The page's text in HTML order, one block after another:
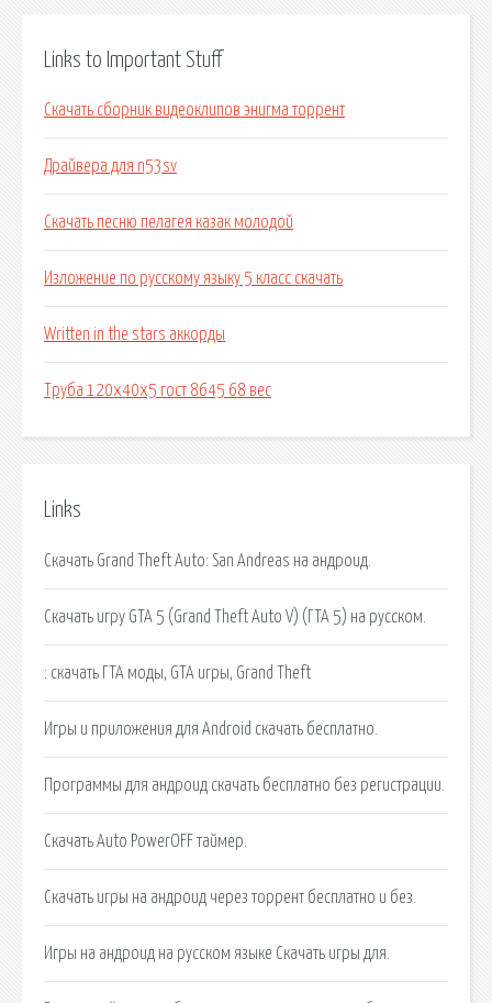
Links to Important Stuff
Скачать сборник видеоклипов энигма торрент
Драйвера для n53sv
Скачать песню пелагея казак молодой
Изложение по русскому языку 5 класс скачать
Written in the stars аккорды
Труба 120х40х5 гост 8645 68 вес
Links
Скачать Grand Theft Auto: San Andreas на андроид.
Скачать игру GTA 5 (Grand Theft Auto V) (ГТА 5) на русском.
: скачать ГТА моды, GTA игры, Grand Theft
Игры и приложения для Android скачать бесплатно.
Программы для андроид скачать бесплатно без регистрации.
Скачать Auto PowerOFF таймер.
Cкачать игры на андроид через торрент бесплатно и без.
Игры на андроид на русском языке Скачать игры для.